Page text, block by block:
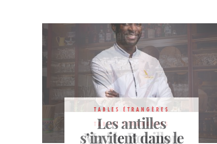
TABLES ÉTRANGÈRES
Ma ! le Bouillon
TABLES ÉTRANGÈRES
Les antilles
s’invitent dans le
TABLES ÉTRANGÈRES
Aqua Kyoto, le